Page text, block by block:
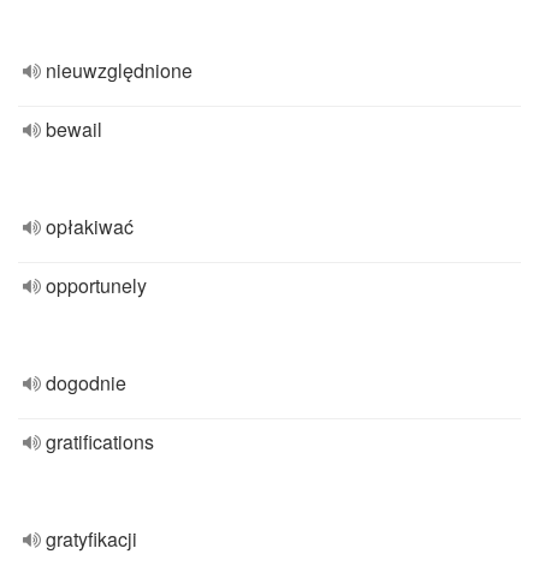
nieuwzględnione
bewail
opłakiwać
opportunely
dogodnie
gratifications
gratyfikacji